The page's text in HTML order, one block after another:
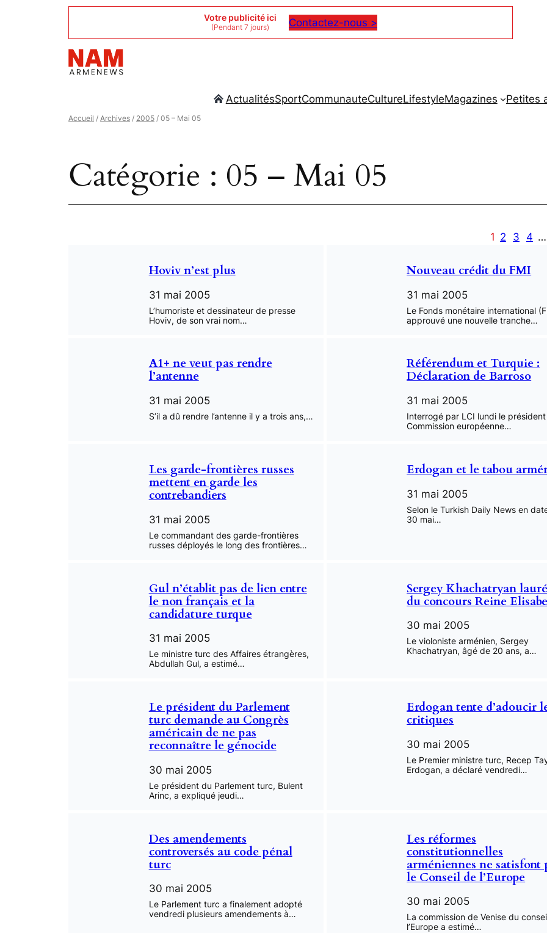
Votre publicité ici
(Pendant 7 jours) Contactez-nous >
ActualitésSportCommunauteCultureLifestyleMagazines Petites
Accueil / Archives / 2005 / 05 – Mai 05
Catégorie : 05 – Mai 05
1 2 3 4 …
Hoviv n’est plus
31 mai 2005
L’humoriste et dessinateur de presse
Hoviv, de son vrai nom…
Nouveau crédit du FMI
31 mai 2005
Le Fonds monétaire international
approuvé une nouvelle tranche…
A1+ ne veut pas rendre
l’antenne
31 mai 2005
S’il a dû rendre l’antenne il y a trois ans,…
Référendum et Turquie :
Déclaration de Barroso
31 mai 2005
Interrogé par LCI lundi le
Commission européenne…
Les garde-frontières russes
mettent en garde les
contrebandiers
31 mai 2005
Le commandant des garde-frontières
russes déployés le long des frontières…
Erdogan et le tabou
31 mai 2005
Selon le Turkish Daily News en
30 mai…
Gul n’établit pas de lien entre
le non français et la
candidature turque
31 mai 2005
Le ministre turc des Affaires étrangères,
Abdullah Gul, a estimé…
Sergey Khachatryan
du concours Reine
30 mai 2005
Le violoniste arménien, Sergey
Khachatryan, âgé de 20 ans, a…
Le président du Parlement
turc demande au Congrès
américain de ne pas
reconnaître le génocide
30 mai 2005
Le président du Parlement turc, Bulent
Arinc, a expliqué jeudi…
Erdogan tente d’adoucir
critiques
30 mai 2005
Le Premier ministre turc, Recep
Erdogan, a déclaré vendredi…
Des amendements
controversés au code pénal
turc
30 mai 2005
Le Parlement turc a finalement adopté
vendredi plusieurs amendements à…
Les réformes
constitutionnelles
arméniennes ne satisfont
le Conseil de l’Europe
30 mai 2005
La commission de Venise du
l’Europe a estimé…